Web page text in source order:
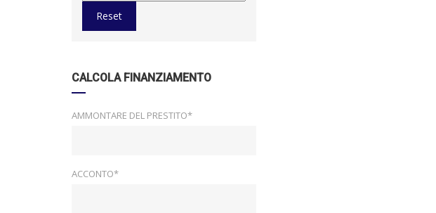
Reset
CALCOLA FINANZIAMENTO
AMMONTARE DEL PRESTITO*
ACCONTO*